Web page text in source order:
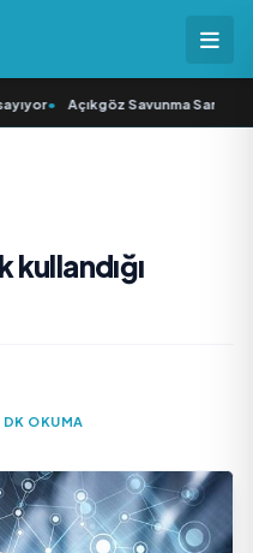
• Açıkgöz Savunma Sanayi AŞ
kullandığı
DK OKUMA